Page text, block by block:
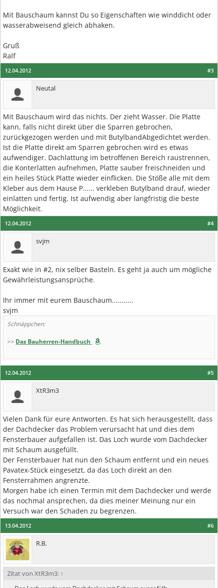
Mit Bauschaum kannst Du so Eigenschaften wie winddicht oder
wasserabweisend gleich abhaken.
Gruß
Ralf
#3
12.04.2012
Neutal
Mit Bauschaum wird das nichts. Der zieht Wasser. Die Platte
kann, falls nicht direkt über die Sparren gebrochen,
zurückgezogen werden und mit ButylbandAbgedichtet werden.
Ist die Platte direkt am Sparren gebrochen wird es etwas
aufwendiger. Dachlattung im betroffenen Bereich raustrennen,
die Konterlatten aufnehmen, Platte sauber freischneiden und
ein heiles Stück Platte wieder einflicken. Die Stöße alle mit dem
Kleber aus dem Hause P...... verkleben Butylband drauf, wieder
einlatten und fertig. Ist aufwendig aber langfristig die beste
Möglichkeit.
#4
12.04.2012
svjm
Exakt wie in #2, nix selber Basteln. Es geht ja auch um mögliche
Gewährleistungsansprüche.
Ihr immer mit eurem Bauschaum...........
svjm
Schnäppchen:
>> Das Bauherren-Handbuch
#5
12.04.2012
XtR3m3
Vielen Dank für eure Antworten. Es hat sich herausgestellt, dass
der Dachdecker das Problem verursacht hat und dies dem
Fensterbauer aufgefallen ist. Das Loch wurde vom Dachdecker
mit Schaum ausgefüllt.
Der Fensterbauer hat nun den Schaum entfernt und ein neues
Pavatex-Stück eingesetzt, da das Loch direkt an den
Fensterrahmen angrenzte.
Morgen habe ich einen Termin mit dem Dachdecker und werde
das nochmal ansprechen, da dies meiner Meinung nur ein
Versuch war den Schaden zu begrenzen.
#6
13.04.2012
R.B.
Zitat von XtR3m3: ↑